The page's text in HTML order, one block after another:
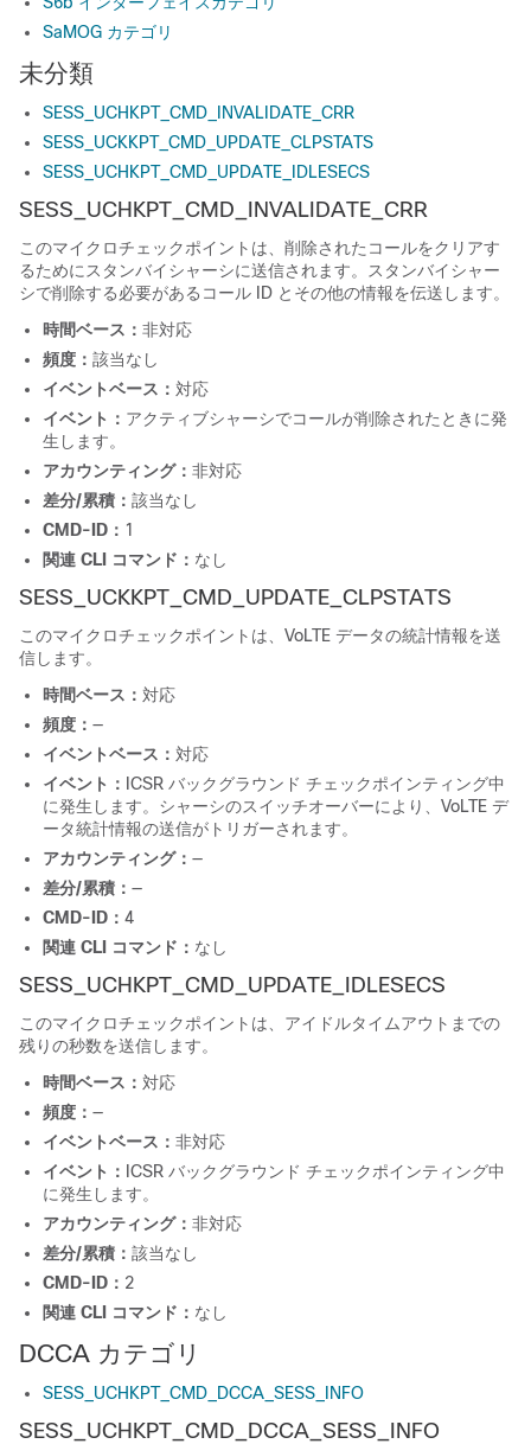
SaMOG カテゴリ
未分類
SESS_UCHKPT_CMD_INVALIDATE_CRR
SESS_UCKKPT_CMD_UPDATE_CLPSTATS
SESS_UCHKPT_CMD_UPDATE_IDLESECS
SESS_UCHKPT_CMD_INVALIDATE_CRR
このマイクロチェックポイントは、削除されたコールをクリアす
るためにスタンバイシャーシに送信されます。スタンバイシャー
シで削除する必要があるコール ID とその他の情報を伝送します。
時間ベース： 非対応
頻度： 該当なし
イベントベース： 対応
イベント： アクティブシャーシでコールが削除されたときに発
生します。
アカウンティング： 非対応
差分/累積： 該当なし
CMD-ID： 1
関連 CLI コマンド： なし
SESS_UCKKPT_CMD_UPDATE_CLPSTATS
このマイクロチェックポイントは、VoLTE データの統計情報を送
信します。
時間ベース： 対応
頻度： —
イベントベース： 対応
イベント： ICSR バックグラウンド チェックポインティング中
に発生します。シャーシのスイッチオーバーにより、VoLTE デ
ータ統計情報の送信がトリガーされます。
アカウンティング： —
差分/累積： —
CMD-ID： 4
関連 CLI コマンド： なし
SESS_UCHKPT_CMD_UPDATE_IDLESECS
このマイクロチェックポイントは、アイドルタイムアウトまでの
残りの秒数を送信します。
時間ベース： 対応
頻度： —
イベントベース： 非対応
イベント： ICSR バックグラウンド チェックポインティング中
に発生します。
アカウンティング： 非対応
差分/累積： 該当なし
CMD-ID： 2
関連 CLI コマンド： なし
DCCA カテゴリ
SESS_UCHKPT_CMD_DCCA_SESS_INFO
SESS_UCHKPT_CMD_DCCA_SESS_INFO